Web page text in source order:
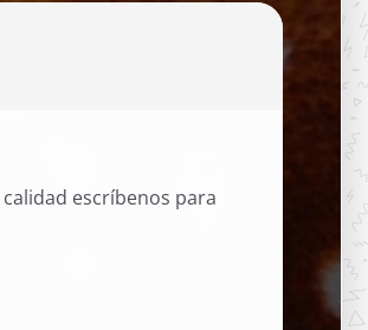
escríbenos para